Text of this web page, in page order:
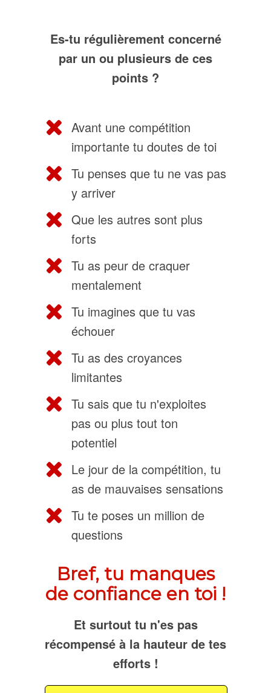
Es-tu régulièrement concerné
par un ou plusieurs de ces
points ?
Avant une compétition
importante tu doutes de toi
Tu penses que tu ne vas pas
y arriver
Que les autres sont plus
forts
Tu as peur de craquer
mentalement
Tu imagines que tu vas
échouer
Tu as des croyances
limitantes
Tu sais que tu n'exploites
pas ou plus tout ton
potentiel
Le jour de la compétition, tu
as de mauvaises sensations
Tu te poses un million de
questions
Bref, tu manques
de confiance en toi !
Et surtout tu n'es pas
récompensé à la hauteur de tes
efforts !